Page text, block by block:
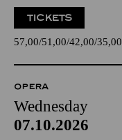
TICKETS
57,00 51,00 42,00 35,00
OPERA
Wednesday
07.10.2026